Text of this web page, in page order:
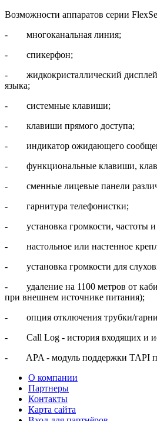
Возможности аппаратов серии
- многоканальная линия;
- спикерфон;
- жидкокристаллический дисплей
языка;
- системные клавиши;
- клавиши прямого доступа;
- индикатор ожидающего
- функциональные клавиши,
- сменные лицевые панели
- гарнитура телефонистки;
- установка громкости, частоты и
- настольное или настенное
- установка громкости для
- удаление на 1100 метров от
при внешнем источ­нике питания);
- опция отключения трубки/
- Call Log - история входящих и
- APA - модуль поддержки TAPI
О компании
Партнеры
Контакты
Карта сайта